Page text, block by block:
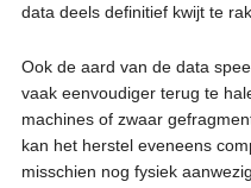
data deels definitief kwijt te
Ook de aard van de data
vaak eenvoudiger terug te
machines of zwaar
kan het herstel eveneens
misschien nog fysiek